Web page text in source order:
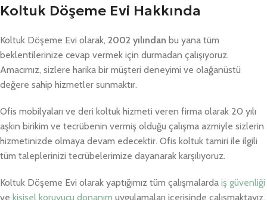
Koltuk Döşeme Evi Hakkında
Koltuk Döşeme Evi olarak, 2002 yılından bu yana tüm
beklentilerinize cevap vermek için durmadan çalışıyoruz.
Amacımız, sizlere harika bir müşteri deneyimi ve olağanüstü
değere sahip hizmetler sunmaktır.
Ofis mobilyaları ve deri koltuk hizmeti veren firma olarak 20 yılı
aşkın birikim ve tecrübenin vermiş olduğu çalışma azmiyle sizlerin
hizmetinizde olmaya devam edecektir. Ofis koltuk tamiri ile ilgili
tüm taleplerinizi tecrübelerimize dayanarak karşılıyoruz.
Koltuk Döşeme Evi olarak yaptığımız tüm çalışmalarda iş güvenliği
ve kişisel koruyucu donanım uygulamaları içerisinde çalışmaktayız.